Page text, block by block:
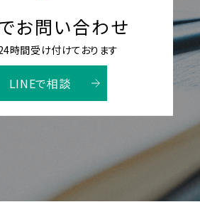
お問い合わせ
時間受け付けております
LINEで相談